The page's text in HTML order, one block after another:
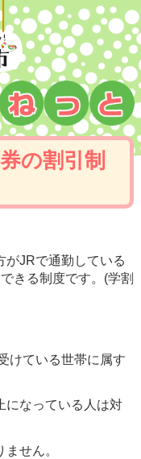
の割引制
がJRで通勤している
きる制度です。(学割
けている世帯に属す
になっている人は対
せん。